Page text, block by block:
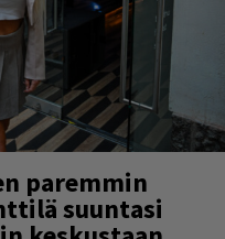
paremmin
suuntasi